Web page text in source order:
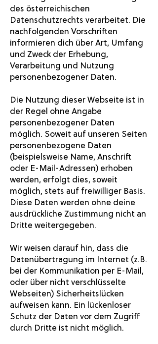
des österreichischen
Datenschutzrechts verarbeitet. Die
nachfolgenden Vorschriften
informieren dich über Art, Umfang
und Zweck der Erhebung,
Verarbeitung und Nutzung
personenbezogener Daten.
Die Nutzung dieser Webseite ist in
der Regel ohne Angabe
personenbezogener Daten
möglich. Soweit auf unseren Seiten
personenbezogene Daten
(beispielsweise Name, Anschrift
oder E-Mail-Adressen) erhoben
werden, erfolgt dies, soweit
möglich, stets auf freiwilliger Basis.
Diese Daten werden ohne deine
ausdrückliche Zustimmung nicht an
Dritte weitergegeben.
Wir weisen darauf hin, dass die
Datenübertragung im Internet (z.B.
bei der Kommunikation per E-Mail,
oder über nicht verschlüsselte
Webseiten) Sicherheitslücken
aufweisen kann. Ein lückenloser
Schutz der Daten vor dem Zugriff
durch Dritte ist nicht möglich.